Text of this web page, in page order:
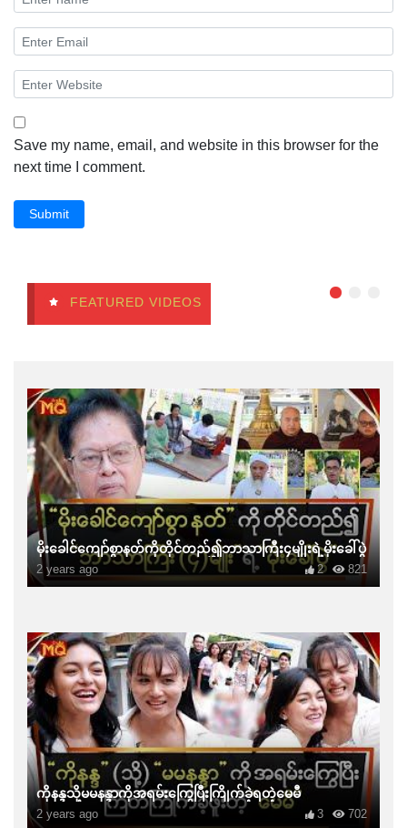
Save my name, email, and website in this browser for the
next time I comment.
Submit
FEATURED VIDEOS
မိုးခေါင်ကျော်စွာနတ်ကိုတိုင်တည်၍ဘာသာကြီး၄မျိုးရဲ့မိုးခေါ်ပွဲ
2 years ago 821
2
ကိုနန္ဒသို့မမနန္ဒာကိုအရမ်းကြွေပြီးကြိုက်ခဲ့ရတဲ့မေမီ
2 years ago 702
3